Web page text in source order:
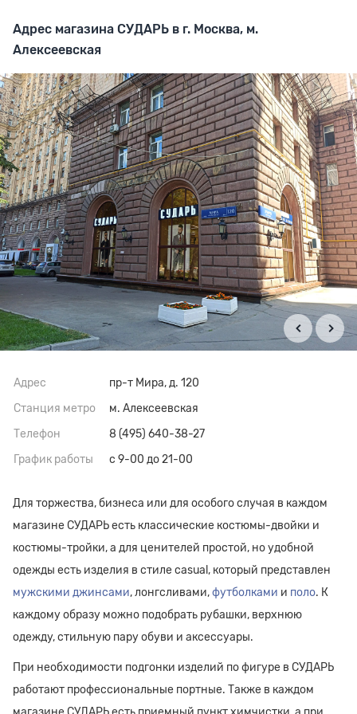
Адрес магазина СУДАРЬ в г. Москва, м.
Алексеевская
Адрес
пр-т Мира, д. 120
Станция метро
м. Алексеевская
Телефон
8 (495) 640-38-27
График работы
с 9-00 до 21-00
Для торжества, бизнеса или для особого случая в каждом
магазине СУДАРЬ есть классические костюмы-двойки и
костюмы-тройки, а для ценителей простой, но удобной
одежды есть изделия в стиле casual, который представлен
мужскими джинсами, лонгсливами,футболками и поло. К
каждому образу можно подобрать рубашки, верхнюю
одежду, стильную пару обуви и аксессуары.
При необходимости подгонки изделий по фигуре в СУДАРЬ
работают профессиональные портные. Также в каждом